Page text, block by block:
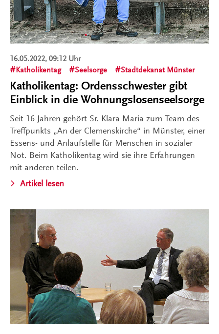
16.05.2022, 09:12 Uhr
Katholikentag
Seelsorge Stadtdekanat Münster
Katholikentag: Ordensschwester gibt
Einblick in die Wohnungslosenseelsorge
Seit 16 Jahren gehört Sr. Klara Maria zum Team des
Treffpunkts „An der Clemenskirche“ in Münster, einer
Essens- und Anlaufstelle für Menschen in sozialer
Not. Beim Katholikentag wird sie ihre Erfahrungen
mit anderen teilen.
Artikel lesen